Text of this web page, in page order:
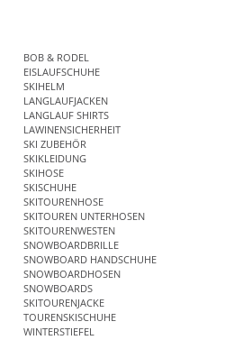
BOB & RODEL
EISLAUFSCHUHE
SKIHELM
LANGLAUFJACKEN
LANGLAUF SHIRTS
LAWINENSICHERHEIT
SKI ZUBEHÖR
SKIKLEIDUNG
SKIHOSE
SKISCHUHE
SKITOURENHOSE
SKITOUREN UNTERHOSEN
SKITOURENWESTEN
SNOWBOARDBRILLE
SNOWBOARD HANDSCHUHE
SNOWBOARDHOSEN
SNOWBOARDS
SKITOURENJACKE
TOURENSKISCHUHE
WINTERSTIEFEL